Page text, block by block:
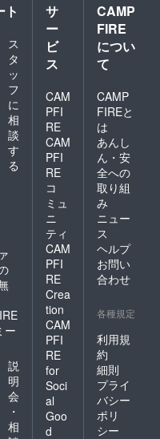
ト
ス
タ
ッ
フ
に
相
談
す
る
ー
説
明
会
・
相
サ
ー
ビ
ス
CAM
PFI
RE
CAM
PFI
RE
コ
ミュ
ニ
ティ
CAM
PFI
RE
Crea
tion
CAM
PFI
RE
for
Soci
al
Goo
d
CAMP
FIRE
につい
て
CAMP
FIREと
は
あんし
ん・安
全への
取り組
み
ニュー
ス
ヘルプ
お問い
合わせ
各種規定
利用規
約
細則
プライ
バシー
ポリ
シー